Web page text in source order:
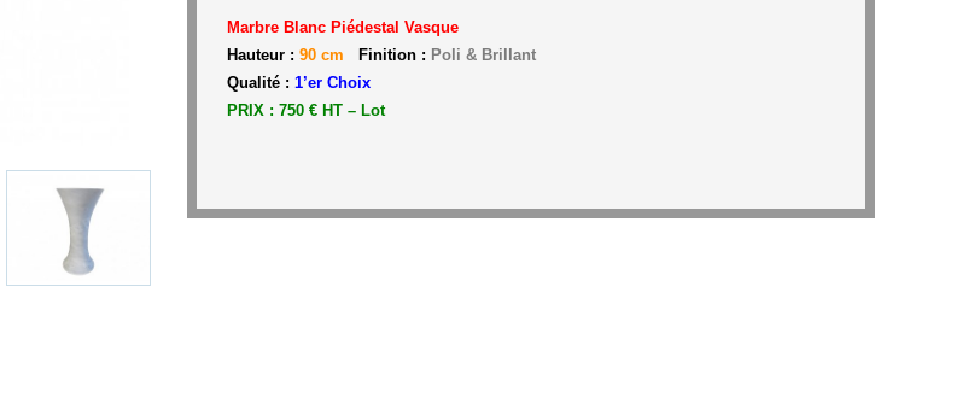
Marbre Blanc Piédestal Vasque
Hauteur : 90 cm Finition : Poli & Brillant
Qualité : 1’er Choix
PRIX : 750 € HT – Lot